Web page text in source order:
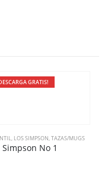
GRATIS!
, LOS SIMPSON,TAZAS/MUGS
Simpson No 1